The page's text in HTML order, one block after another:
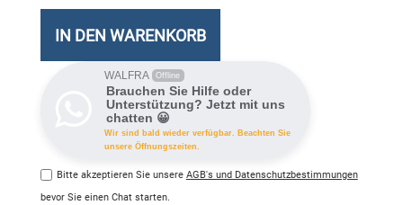
IN DEN WARENKORB
WALFRA Offline
Brauchen Sie Hilfe oder
Unterstützung? Jetzt mit uns
chatten 😀
Wir sind bald wieder verfügbar. Beachten Sie
unsere Öffnungszeiten.
Bitte akzeptieren Sie unsere AGB's und Datenschutzbestimmungen
bevor Sie einen Chat starten.